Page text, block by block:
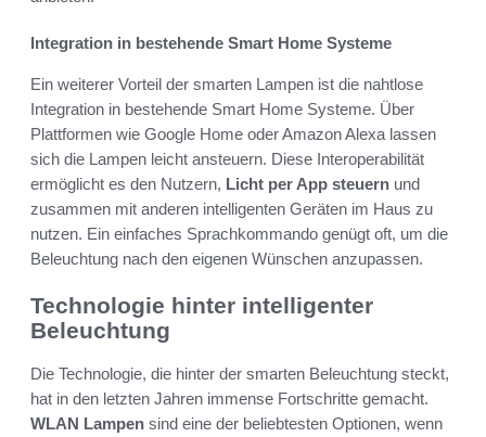
Integration in bestehende Smart Home Systeme
Ein weiterer Vorteil der smarten Lampen ist die nahtlose
Integration in bestehende Smart Home Systeme. Über
Plattformen wie Google Home oder Amazon Alexa lassen
sich die Lampen leicht ansteuern. Diese Interoperabilität
ermöglicht es den Nutzern, Licht per App steuern und
zusammen mit anderen intelligenten Geräten im Haus zu
nutzen. Ein einfaches Sprachkommando genügt oft, um die
Beleuchtung nach den eigenen Wünschen anzupassen.
Technologie hinter intelligenter
Beleuchtung
Die Technologie, die hinter der smarten Beleuchtung steckt,
hat in den letzten Jahren immense Fortschritte gemacht.
WLAN Lampen sind eine der beliebtesten Optionen, wenn